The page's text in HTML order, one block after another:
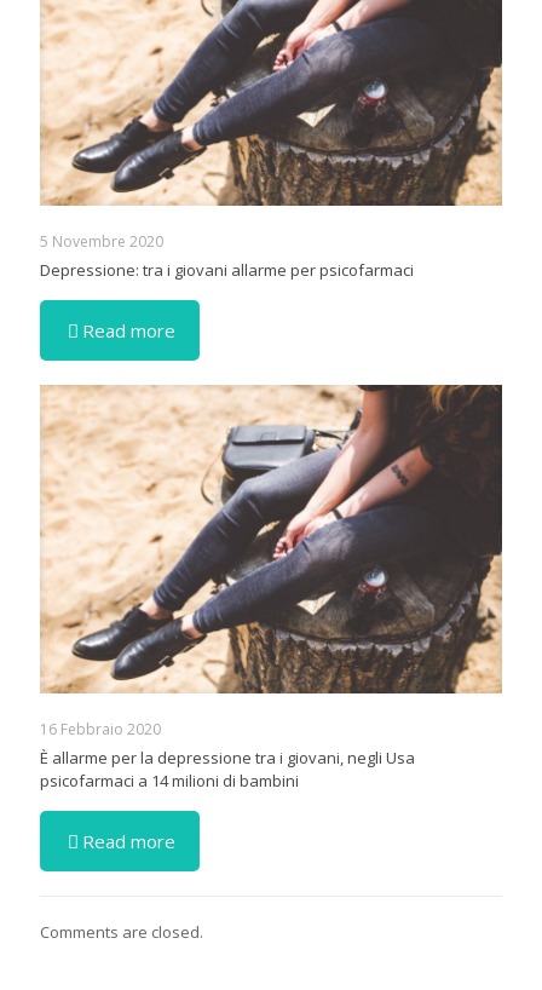
5 Novembre 2020
Depressione: tra i giovani allarme per psicofarmaci
Read more
16 Febbraio 2020
È allarme per la depressione tra i giovani, negli Usa
psicofarmaci a 14 milioni di bambini
Read more
Comments are closed.